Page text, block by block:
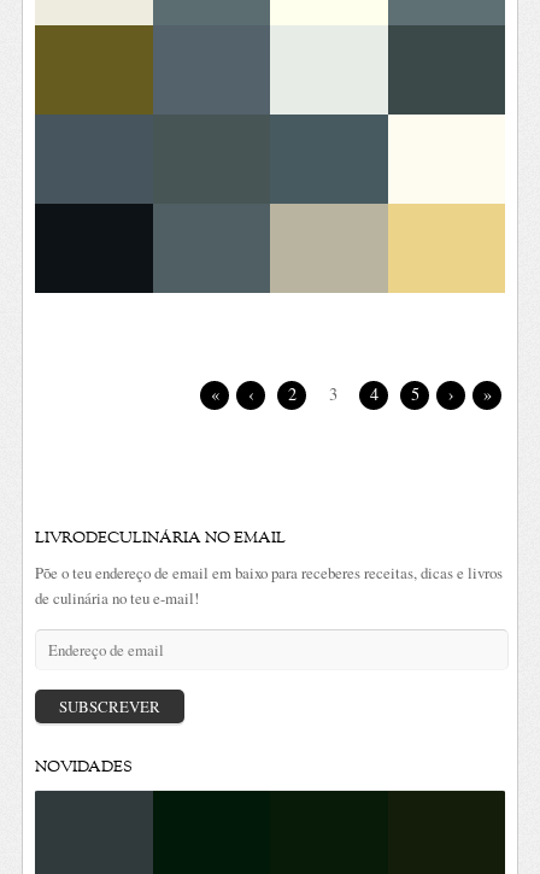
« ‹ 2 3 4 5 › »
LIVRODECULINÁRIA NO EMAIL
Põe o teu endereço de email em baixo para receberes receitas, dicas e livros
de culinária no teu e-mail!
Endereço
email
SUBSCREVER
NOVIDADES